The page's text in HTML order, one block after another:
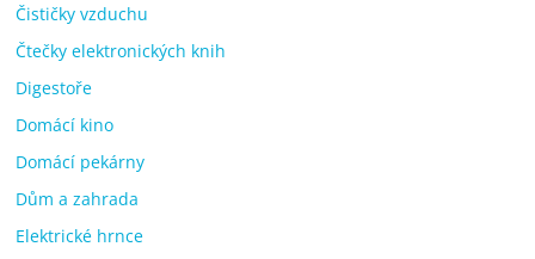
Čističky vzduchu
Čtečky elektronických knih
Digestoře
Domácí kino
Domácí pekárny
Dům a zahrada
Elektrické hrnce